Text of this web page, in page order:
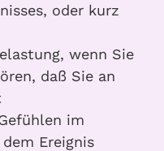
oder kurz
wenn Sie
daß Sie an
im
Ereignis